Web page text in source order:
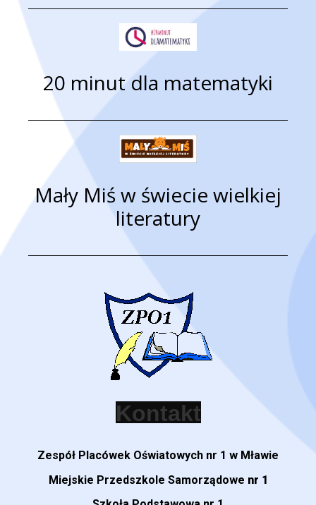
20 minut dla matematyki
Mały Miś w świecie wielkiej
literatury
Zespół Placówek Oświatowych nr 1 w Mławie
Miejskie Przedszkole Samorządowe nr 1